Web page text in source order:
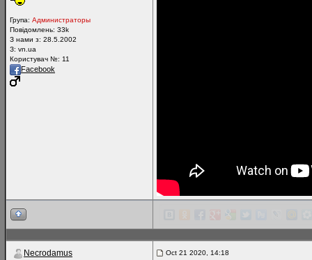
Група: Администраторы
Повідомлень: 33k
З нами з: 28.5.2002
З: vn.ua
Користувач №: 11
Facebook
Necrodamus Oct 21 2020, 14:18